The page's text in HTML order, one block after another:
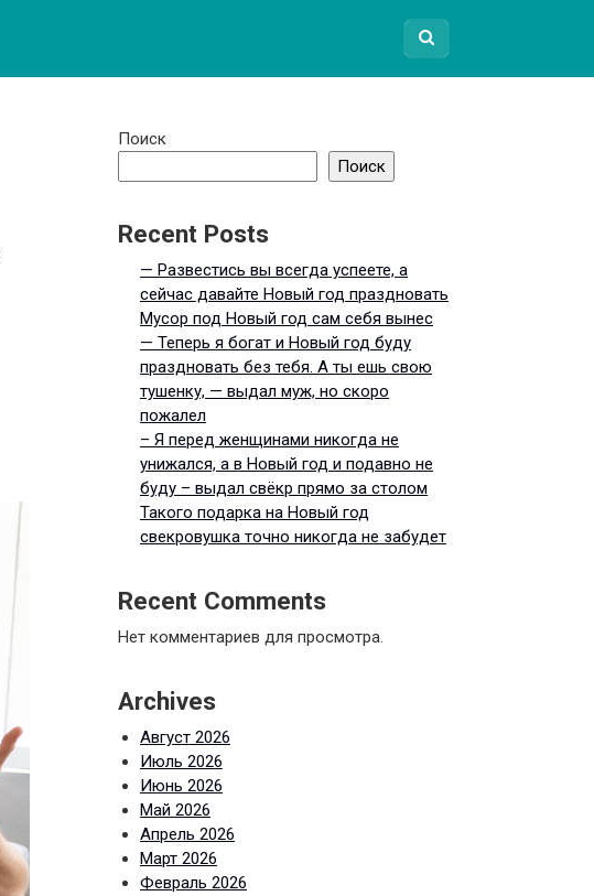
Поиск
Поиск
Recent Posts
— Развестись вы всегда успеете, а
сейчас давайте Новый год праздновать
Мусор под Новый год сам себя вынес
— Теперь я богат и Новый год буду
праздновать без тебя. А ты ешь свою
тушенку, — выдал муж, но скоро
пожалел
– Я перед женщинами никогда не
унижался, а в Новый год и подавно не
буду – выдал свёкр прямо за столом
Такого подарка на Новый год
свекровушка точно никогда не забудет
Recent Comments
Нет комментариев для просмотра.
Archives
Август 2026
Июль 2026
Июнь 2026
Май 2026
Апрель 2026
Март 2026
Февраль 2026